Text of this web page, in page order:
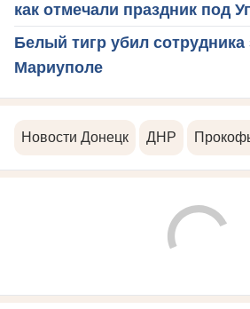
как отмечали праздник под
Белый тигр убил сотрудника
Мариуполе
Новости Донецк ДНР